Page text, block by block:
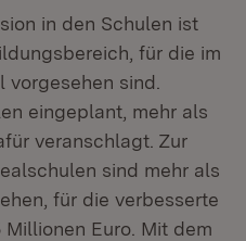
in den Schulen ist
für die im
sind.
eingeplant, mehr als
veranschlagt. Zur
sind mehr als
für die verbesserte
Euro. Mit dem